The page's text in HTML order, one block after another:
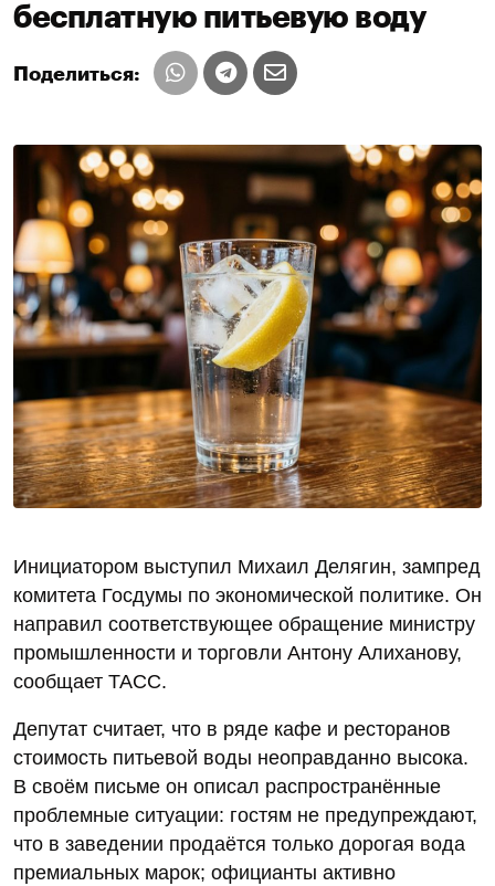
бесплатную питьевую воду
Поделиться:
Инициатором выступил Михаил Делягин, зампред
комитета Госдумы по экономической политике. Он
направил соответствующее обращение министру
промышленности и торговли Антону Алиханову,
сообщает ТАСС.
Депутат считает, что в ряде кафе и ресторанов
стоимость питьевой воды неоправданно высока.
В своём письме он описал распространённые
проблемные ситуации: гостям не предупреждают,
что в заведении продаётся только дорогая вода
премиальных марок; официанты активно